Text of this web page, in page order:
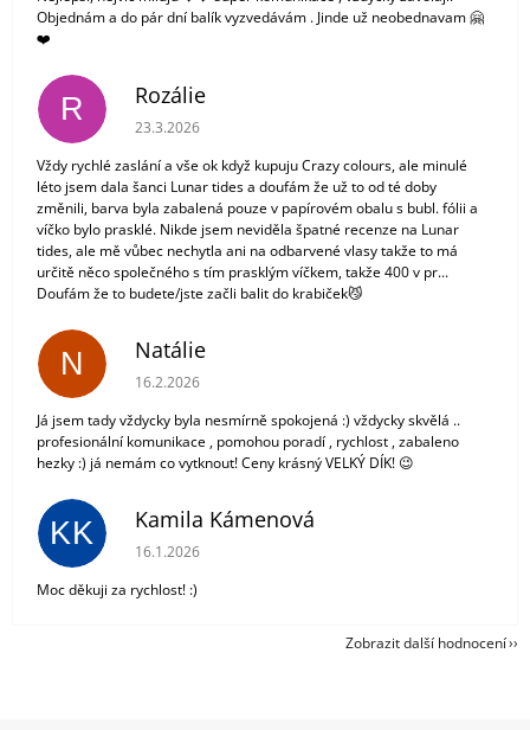
Objednám a do pár dní balík vyzvedávám . Jinde už neobednavam 🤗
❤️
R Rozálie
Hodnocení obchodu je 3 z 5 hvězdiček.
23.3.2026
Vždy rychlé zaslání a vše ok když kupuju Crazy colours, ale minulé
léto jsem dala šanci Lunar tides a doufám že už to od té doby
změnili, barva byla zabalená pouze v papírovém obalu s bubl. fólii a
víčko bylo prasklé. Nikde jsem neviděla špatné recenze na Lunar
tides, ale mě vůbec nechytla ani na odbarvené vlasy takže to má
určitě něco společného s tím prasklým víčkem, takže 400 v pr...
Doufám že to budete/jste začli balit do krabiček😼
N Natálie
Hodnocení obchodu je 5 z 5 hvězdiček.
16.2.2026
Já jsem tady vždycky byla nesmírně spokojená :) vždycky skvělá ..
profesionální komunikace , pomohou poradí , rychlost , zabaleno
hezky :) já nemám co vytknout! Ceny krásný VELKÝ DÍK! 😉
KK Kamila Kámenová
Hodnocení obchodu je 5 z 5 hvězdiček.
16.1.2026
Moc děkuji za rychlost! :)
Zobrazit další hodnocení